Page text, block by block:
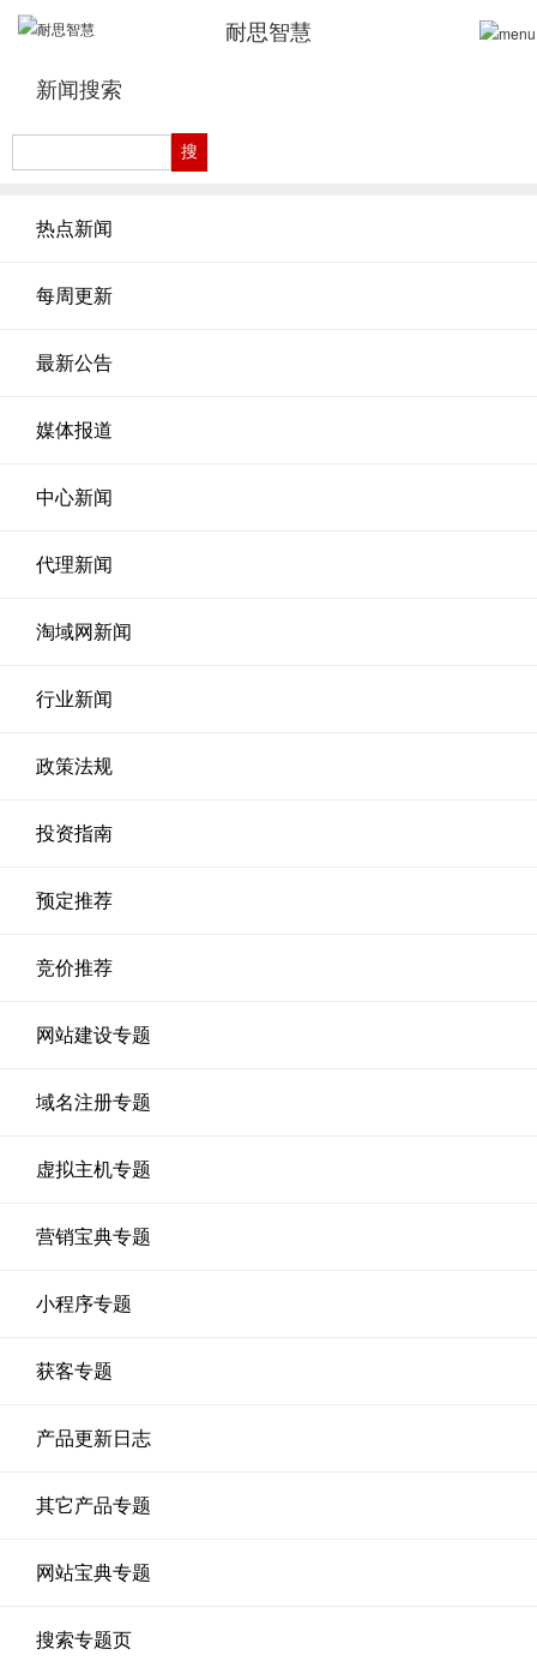
耐思智慧
新闻搜索
热点新闻
每周更新
最新公告
媒体报道
中心新闻
代理新闻
淘域网新闻
行业新闻
政策法规
投资指南
预定推荐
竞价推荐
网站建设专题
域名注册专题
虚拟主机专题
营销宝典专题
小程序专题
获客专题
产品更新日志
其它产品专题
网站宝典专题
搜索专题页